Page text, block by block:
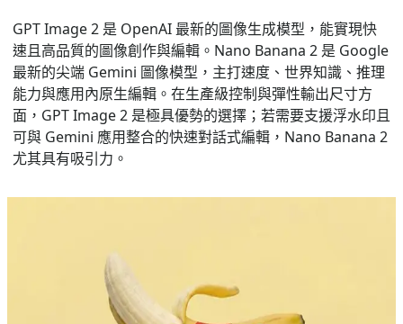
GPT Image 2 是 OpenAI 最新的圖像生成模型，能實現快
速且高品質的圖像創作與編輯。Nano Banana 2 是 Google
最新的尖端 Gemini 圖像模型，主打速度、世界知識、推理
能力與應用內原生編輯。在生產級控制與彈性輸出尺寸方
面，GPT Image 2 是極具優勢的選擇；若需要支援浮水印且
可與 Gemini 應用整合的快速對話式編輯，Nano Banana 2
尤其具有吸引力。
Nano Banana 2 支援 4K 嗎？